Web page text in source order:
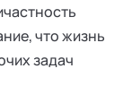
что жизнь
задач